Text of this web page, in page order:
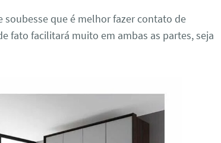
soubesse que é melhor fazer contato de
fato facilitará muito em ambas as partes, seja